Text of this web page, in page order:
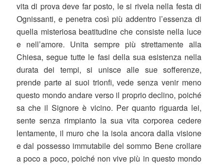
vita di prova deve far posto, le si rivela nella festa di
Ognissanti, e penetra così più addentro l’essenza di
quella misteriosa beatitudine che consiste nella luce
e nell’amore. Unita sempre più strettamente alla
Chiesa, segue tutte le fasi della sua esistenza nella
durata dei tempi, si unisce alle sue sofferenze,
prende parte ai suoi trionfi, vede senza venir meno
questo mondo andare verso il proprio declino, poiché
sa che il Signore è vicino. Per quanto riguarda lei,
sente senza rimpianto la sua vita corporea cedere
lentamente, il muro che la isola ancora dalla visione
e dal possesso immutabile del sommo Bene crollare
a poco a poco, poiché non vive più in questo mondo